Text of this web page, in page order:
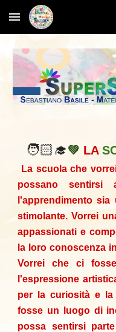
Skip to main content
🧑🏻‍🎓💚 LA
La scuola che
possano sentirsi
l'apprendimento sia
stimolante. Vorrei
appassionati e
la loro conoscenza
Vorrei che ci
l'espressione
per la curiosità e la
fosse un luogo di
possa sentirsi